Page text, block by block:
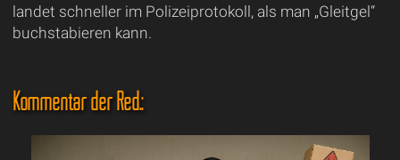
landet schneller im Polizeiprotokoll, als man „Gleitgel“
buchstabieren kann.
Kommentar der Red.: